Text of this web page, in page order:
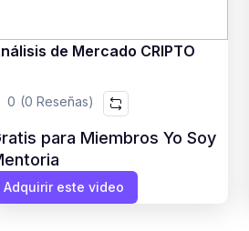
de Mercado CRIPTO
0 (0 Reseñas)
para Miembros Yo Soy
Adquirir este video